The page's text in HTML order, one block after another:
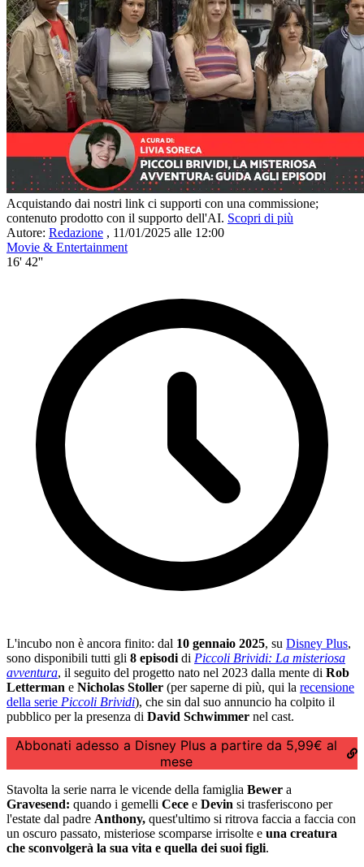
Acquistando dai nostri link ci supporti con una commissione;
contenuto prodotto con il supporto dell'AI. Scopri di più
Autore: Redazione , 11/01/2025 alle 12:00
Movie & Entertainment
16' 42''
L'incubo non è ancora finito: dal 10 gennaio 2025, su Disney Plus,
sono disponibili tutti gli 8 episodi di Piccoli Brividi: La misteriosa
avventura, il seguito del progetto nato nel 2023 dalla mente di Rob
Letterman e Nicholas Stoller (per saperne di più, qui la recensione
della serie Piccoli Brividi), che sin dal suo annuncio ha colpito il
pubblico per la presenza di David Schwimmer nel cast.
Abbonati adesso a Disney Plus a partire da 5,99€ al
mese
Stavolta la serie narra le vicende della famiglia Bewer a
Gravesend: quando i gemelli Cece e Devin si trasferiscono per
l'estate dal padre Anthony, quest'ultimo si ritrova faccia a faccia con
un oscuro passato, misteriose scomparse irrisolte e una creatura
che sconvolgerà la sua vita e quella dei suoi figli.